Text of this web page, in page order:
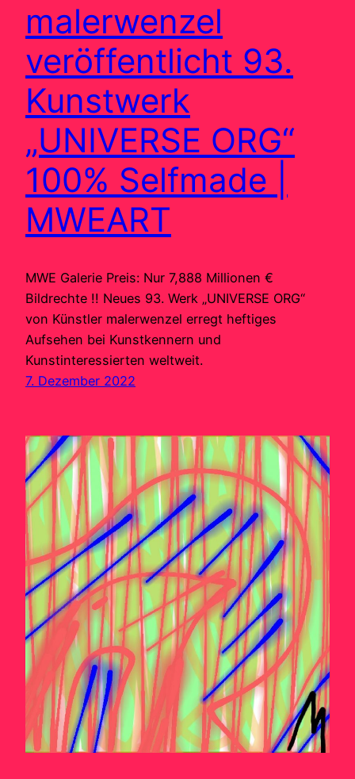
malerwenzel
veröffentlicht 93.
Kunstwerk
„UNIVERSE ORG“
100% Selfmade |
MWEART
MWE Galerie Preis: Nur 7,888 Millionen €
Bildrechte !! Neues 93. Werk „UNIVERSE ORG“
von Künstler malerwenzel erregt heftiges
Aufsehen bei Kunstkennern und
Kunstinteressierten weltweit.
7. Dezember 2022